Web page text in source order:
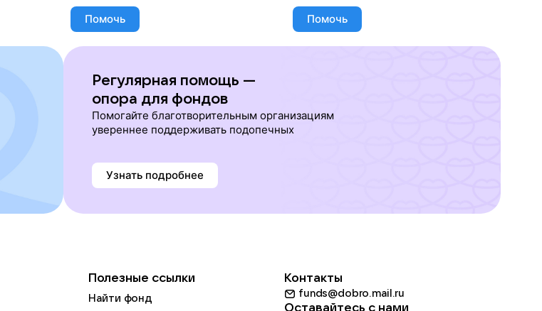
Помочь Помочь
Регулярная помощь —
опора для фондов
Помогайте благотворительным организациям
увереннее поддерживать подопечных
Узнать подробнее
Полезные ссылки
Найти фонд
Контакты
funds@dobro.mail.ru
Оставайтесь с нами